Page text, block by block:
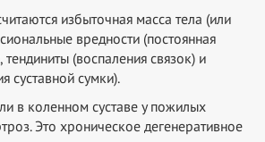
избыточная масса тела (или
вредности (постоянная
тендиниты (воспаления связок) и
суставной сумки).
в коленном суставе у пожилых
Это хроническое дегенеративное